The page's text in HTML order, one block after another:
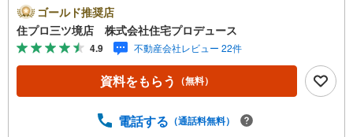
リアに強い！ 住プロは大和市・綾瀬市エリアの不動産売買
専門会社です！最新物件情報や当社限定で販売する物件情
報も多数ございますので、お気軽にお問合せ下さい！ -------
------- 弊社独自の住宅ローン提案システム 弊社ではファイ
ナンシャル専門スタッフによる【丁寧な資金アドバイス】
【ファイナンシャルプラン提案書の作成】を随時行ってお
ン残高】【住宅購入者だけが加入できる無料の生命保険】
ゴールド推奨店
住プロ三ツ境店 株式会社住宅プロデュース
4.9 不動産会社レビュー 22件
資料をもらう （無料）
電話する （通話料無料）